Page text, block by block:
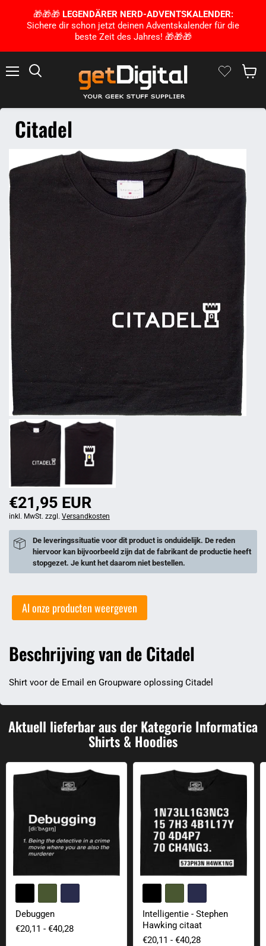
🎁🎁🎁 LEGENDÄRER NERD-ADVENTSKALENDER:
Sichere dir schon jetzt deinen Adventskalender für die
beste Zeit des Jahres! 🎁🎁🎁
Citadel
€21,95 EUR
inkl. MwSt. zzgl. Versandkosten
De leveringssituatie voor dit product is onduidelijk. De reden
hiervoor kan bijvoorbeeld zijn dat de fabrikant de productie heeft
stopgezet. Je kunt het daarom niet bestellen.
Al onze producten weergeven
Beschrijving van de Citadel
Shirt voor de Email en Groupware oplossing Citadel
Aktuell lieferbar aus der Kategorie Informatica
Shirts & Hoodies
Debuggen
Debuggen
€20,11 - €40,28
Intelligentie - Stephen Hawking
Intelligentie - Stephen
Hawking citaat
€20,11 - €40,28